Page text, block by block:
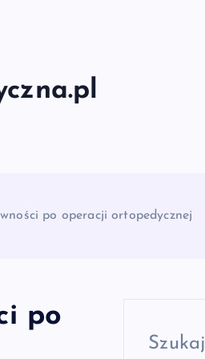
po operacji ortopedycznej
po
Szukaj